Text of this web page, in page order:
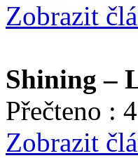
Zobrazit
Shining –
Přečteno :
Zobrazit